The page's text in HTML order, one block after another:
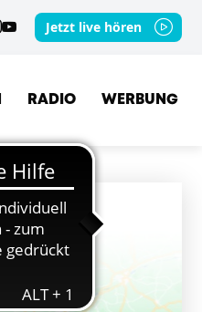
Jetzt live hören
RADIO WERBUNG